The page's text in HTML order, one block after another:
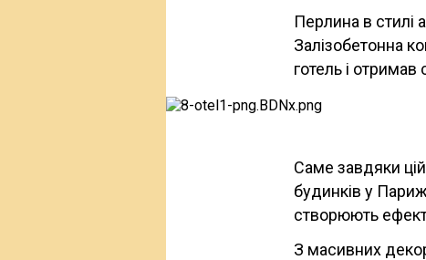
Перлина в
Залізобетонна
готель і
Саме завдяки
будинків у
створюють ефект
З масивних